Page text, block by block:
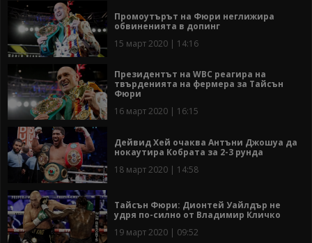
Промоутърът на Фюри неглижира
обвиненията в допинг
15 март 2020 | 14:16
Президентът на WBC реагира на
твърденията на фермера за Тайсън
Фюри
16 март 2020 | 16:15
Дейвид Хей очаква Антъни Джошуа да
нокаутира Кобрата за 2-3 рунда
18 март 2020 | 14:58
Тайсън Фюри: Дионтей Уайлдър не
удря по-силно от Владимир Кличко
19 март 2020 | 09:52